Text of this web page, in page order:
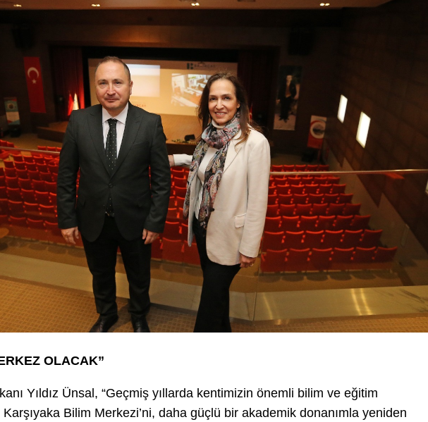
OLACAK”
Yıldız Ünsal, “Geçmiş yıllarda kentimizin önemli bilim ve eğitim
Bilim Merkezi’ni, daha güçlü bir akademik donanımla yeniden